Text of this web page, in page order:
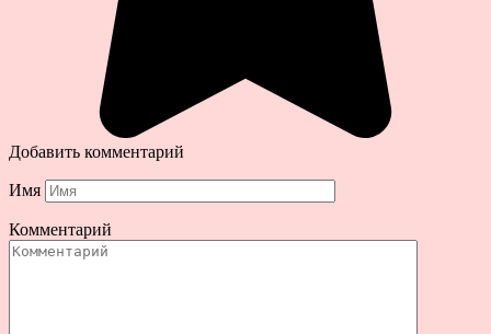
Добавить комментарий
Имя
Комментарий